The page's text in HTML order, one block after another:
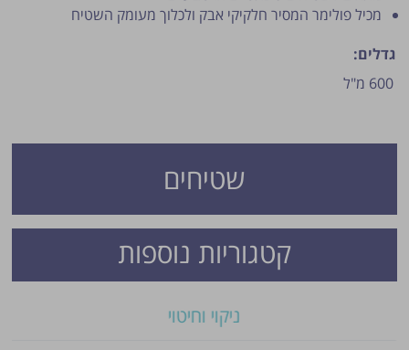
שטיחים
מכיל פולימר המסיר חלקיקי אבק ולכלוך מעומק השטיח
גדלים:
600 מ"ל
קטגוריות נוספות
ניקוי וחיטוי
פרסום הטיפ מותנה לשיקול מנהל האתר.